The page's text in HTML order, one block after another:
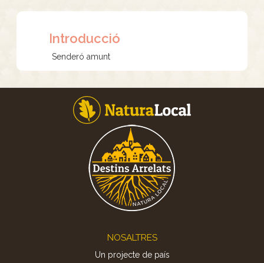
Introducció
Senderó amunt
NOSALTRES
Un projecte de país